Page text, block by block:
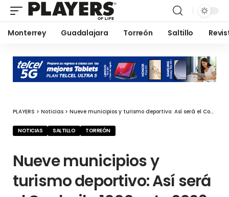
Monterrey Guadalajara Torreón Saltillo
PLAYERS > Noticias > Nueve municipios y turismo deportivo: Así será el Coahuila 1000 este 2026
NOTICIAS SALTILLO TORREÓN
Nueve municipios y
turismo deportivo: Así será